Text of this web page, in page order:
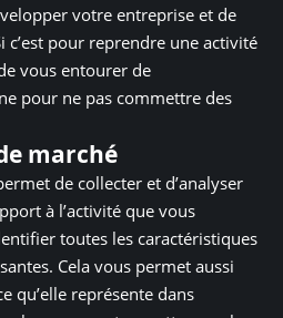
votre entreprise et de
c’est pour reprendre une activité
vous entourer de
pour ne pas commettre des
marché
de collecter et d’analyser
à l’activité que vous
toutes les caractéristiques
Cela vous permet aussi
qu’elle représente dans